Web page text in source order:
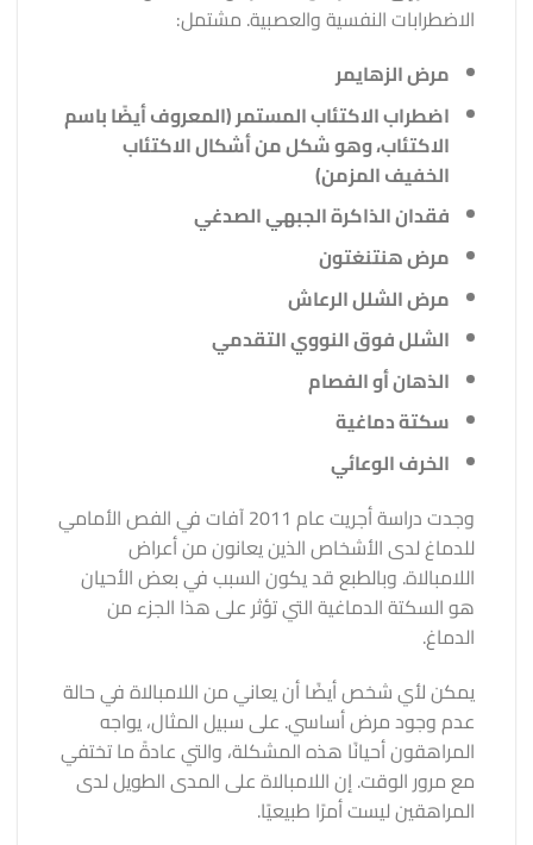
الاضطرابات النفسية والعصبية. مشتمل:
مرض الزهايمر
اضطراب الاكتئاب المستمر (المعروف أيضًا باسم
الاكتئاب، وهو شكل من أشكال الاكتئاب
الخفيف المزمن)
فقدان الذاكرة الجبهي الصدغي
مرض هنتنغتون
مرض الشلل الرعاش
الشلل فوق النووي التقدمي
الذهان أو الفصام
سكتة دماغية
الخرف الوعائي
وجدت دراسة أجريت عام 2011 آفات في الفص الأمامي
للدماغ لدى الأشخاص الذين يعانون من أعراض
اللامبالاة. وبالطبع قد يكون السبب في بعض الأحيان
هو السكتة الدماغية التي تؤثر على هذا الجزء من
الدماغ.
يمكن لأي شخص أيضًا أن يعاني من اللامبالاة في حالة
عدم وجود مرض أساسي. على سبيل المثال، يواجه
المراهقون أحيانًا هذه المشكلة، والتي عادةً ما تختفي
مع مرور الوقت. إن اللامبالاة على المدى الطويل لدى
المراهقين ليست أمرًا طبيعيًا.